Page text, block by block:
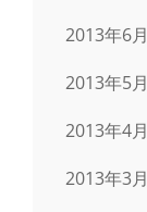
2013年6月
2013年5月
2013年4月
2013年3月